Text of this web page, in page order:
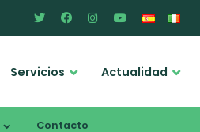
Servicios Actualidad
Contacto